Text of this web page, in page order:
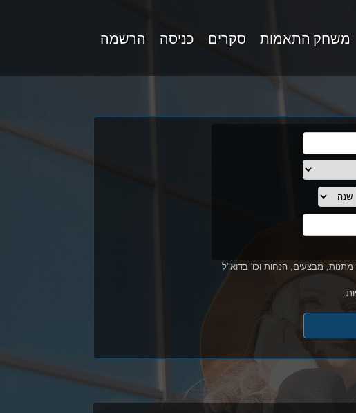
משחק התאמות סקרים הרשמה כניסה
מבצעים, הנחות וכו' בדוא"ל